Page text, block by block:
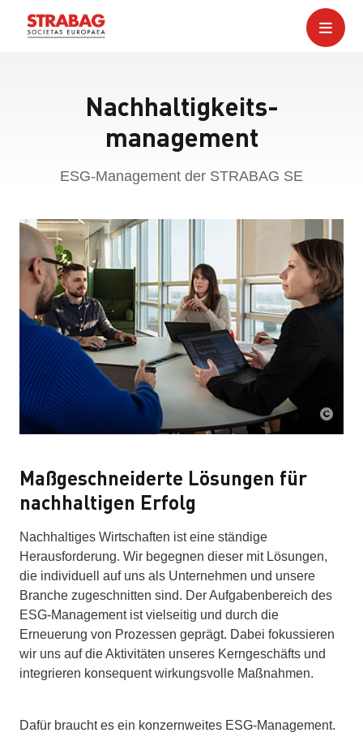
Nachhaltigkeits-
management
ESG-Management der STRABAG SE
Maßgeschneiderte Lösungen für
nachhaltigen Erfolg
Nachhaltiges Wirtschaften ist eine ständige
Herausforderung. Wir begegnen dieser mit Lösungen,
die individuell auf uns als Unternehmen und unsere
Branche zugeschnitten sind. Der Aufgabenbereich des
ESG-Management ist vielseitig und durch die
Erneuerung von Prozessen geprägt. Dabei fokussieren
wir uns auf die Aktivitäten unseres Kerngeschäfts und
integrieren konsequent wirkungsvolle Maßnahmen.
Dafür braucht es ein konzernweites ESG-Management.